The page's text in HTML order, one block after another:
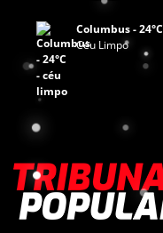
Columbus - 24°C
Céu Limpo